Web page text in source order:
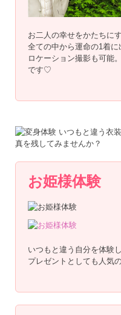
お二人の幸せをかたちに
全ての中から運命の1着
ロケーション撮影も可能
です♡
お姫様体験
いつもと違う自分を体験
プレゼントとしても人気